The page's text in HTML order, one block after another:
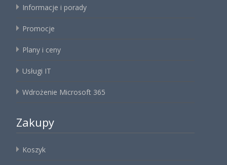
Informacje i porady
Promocje
Plany i ceny
Usługi IT
Wdrożenie Microsoft 365
Zakupy
Koszyk